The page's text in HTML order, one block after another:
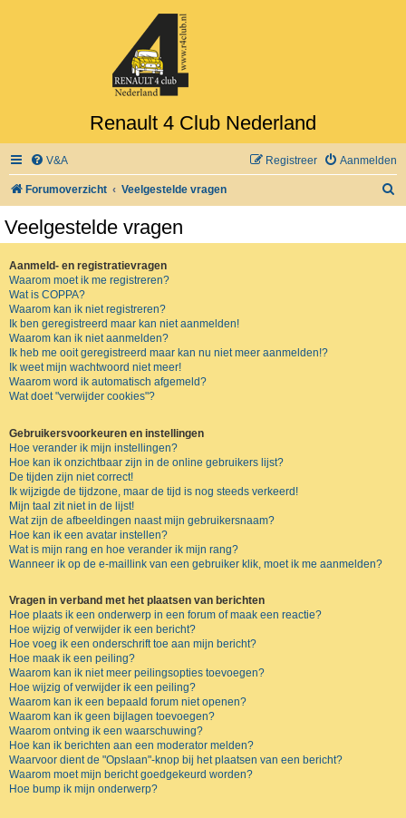
Renault 4 Club Nederland
V&A Aanmelden
Registreer
Forumoverzicht Veelgestelde vragen
Veelgestelde vragen
Aanmeld- en registratievragen
Waarom moet ik me registreren?
Wat is COPPA?
Waarom kan ik niet registreren?
Ik ben geregistreerd maar kan niet aanmelden!
Waarom kan ik niet aanmelden?
Ik heb me ooit geregistreerd maar kan nu niet meer aanmelden!?
Ik weet mijn wachtwoord niet meer!
Waarom word ik automatisch afgemeld?
Wat doet "verwijder cookies"?
Gebruikersvoorkeuren en instellingen
Hoe verander ik mijn instellingen?
Hoe kan ik onzichtbaar zijn in de online gebruikers lijst?
De tijden zijn niet correct!
Ik wijzigde de tijdzone, maar de tijd is nog steeds verkeerd!
Mijn taal zit niet in de lijst!
Wat zijn de afbeeldingen naast mijn gebruikersnaam?
Hoe kan ik een avatar instellen?
Wat is mijn rang en hoe verander ik mijn rang?
Wanneer ik op de e-maillink van een gebruiker klik, moet ik me aanmelden?
Vragen in verband met het plaatsen van berichten
Hoe plaats ik een onderwerp in een forum of maak een reactie?
Hoe wijzig of verwijder ik een bericht?
Hoe voeg ik een onderschrift toe aan mijn bericht?
Hoe maak ik een peiling?
Waarom kan ik niet meer peilingsopties toevoegen?
Hoe wijzig of verwijder ik een peiling?
Waarom kan ik een bepaald forum niet openen?
Waarom kan ik geen bijlagen toevoegen?
Waarom ontving ik een waarschuwing?
Hoe kan ik berichten aan een moderator melden?
Waarvoor dient de "Opslaan"-knop bij het plaatsen van een bericht?
Waarom moet mijn bericht goedgekeurd worden?
Hoe bump ik mijn onderwerp?